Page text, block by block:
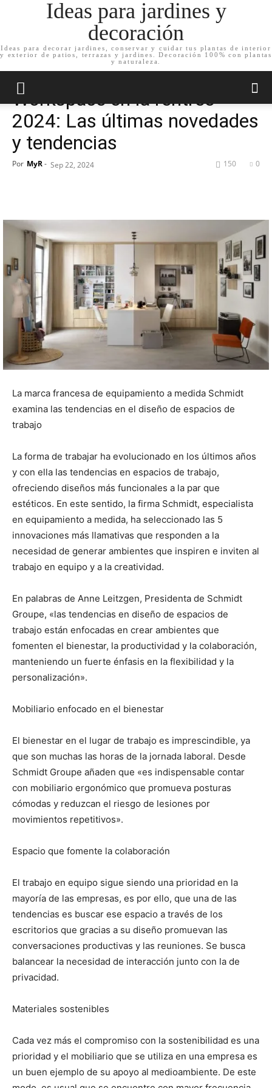
Ideas para jardines y
decoración
Ideas para decorar jardines, conservar y cuidar tus plantas de interior
y exterior de patios, terrazas y jardines. Decoración 100% con plantas
y naturaleza.
Inicio Decoración de jardín
Workspace en la rentrée
2024: Las últimas novedades
y tendencias
Por MyR- Sep 22, 2024 0
150
La marca francesa de equipamiento a medida Schmidt
examina las tendencias en el diseño de espacios de
trabajo
La forma de trabajar ha evolucionado en los últimos años
y con ella las tendencias en espacios de trabajo,
ofreciendo diseños más funcionales a la par que
estéticos. En este sentido, la firma Schmidt, especialista
en equipamiento a medida, ha seleccionado las 5
innovaciones más llamativas que responden a la
necesidad de generar ambientes que inspiren e inviten al
trabajo en equipo y a la creatividad.
En palabras de Anne Leitzgen, Presidenta de Schmidt
Groupe, «las tendencias en diseño de espacios de
trabajo están enfocadas en crear ambientes que
fomenten el bienestar, la productividad y la colaboración,
manteniendo un fuerte énfasis en la flexibilidad y la
personalización».
Mobiliario enfocado en el bienestar
El bienestar en el lugar de trabajo es imprescindible, ya
que son muchas las horas de la jornada laboral. Desde
Schmidt Groupe añaden que «es indispensable contar
con mobiliario ergonómico que promueva posturas
cómodas y reduzcan el riesgo de lesiones por
movimientos repetitivos».
Espacio que fomente la colaboración
El trabajo en equipo sigue siendo una prioridad en la
mayoría de las empresas, es por ello, que una de las
tendencias es buscar ese espacio a través de los
escritorios que gracias a su diseño promuevan las
conversaciones productivas y las reuniones. Se busca
balancear la necesidad de interacción junto con la de
privacidad.
Materiales sostenibles
Cada vez más el compromiso con la sostenibilidad es una
prioridad y el mobiliario que se utiliza en una empresa es
un buen ejemplo de su apoyo al medioambiente. De este